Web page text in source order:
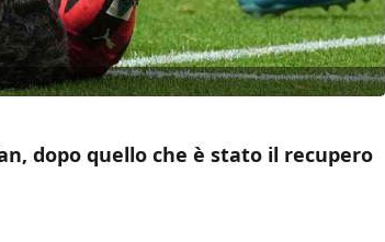
dopo quello che è stato il recupero